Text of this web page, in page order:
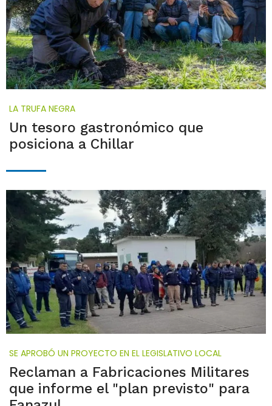
LA TRUFA NEGRA
Un tesoro gastronómico que
posiciona a Chillar
SE APROBÓ UN PROYECTO EN EL LEGISLATIVO LOCAL
Reclaman a Fabricaciones Militares
que informe el "plan previsto" para